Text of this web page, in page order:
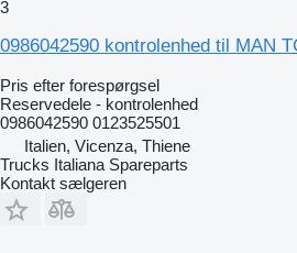
3
0986042590 kontrolenhed til MAN
Pris efter forespørgsel
Reservedele - kontrolenhed
0986042590 0123525501
Italien, Vicenza, Thiene
Trucks Italiana Spareparts
Kontakt sælgeren